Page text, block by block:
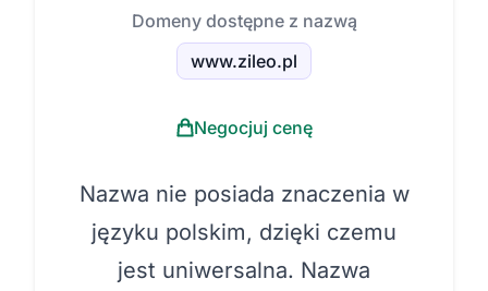
Domeny dostępne z nazwą
www.zileo.pl
Negocjuj cenę
Nazwa nie posiada znaczenia w
języku polskim, dzięki czemu
jest uniwersalna. Nazwa